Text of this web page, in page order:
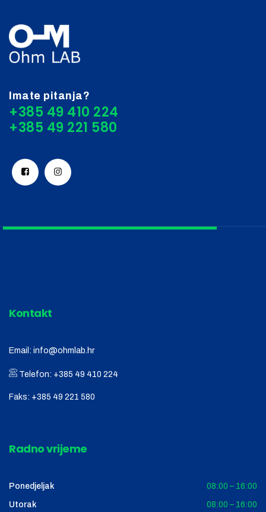
Imate pitanja?
+385 49 410 224
Kontakt
Email: info@ohmlab.hr
Telefon: +385 49 410 224
Faks: +385 49 221 580
Radno vrijeme
Ponedjeljak 08:00 – 16:00
Utorak 08:00 – 16:00